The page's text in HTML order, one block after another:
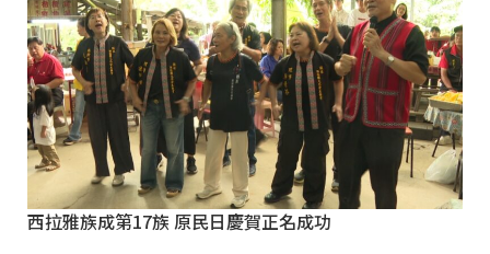
西拉雅族成第17族 原民日慶賀正名成功